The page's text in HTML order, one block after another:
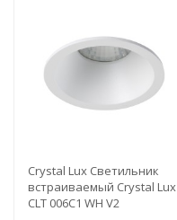
Crystal Lux Светильник
встраиваемый Crystal Lux
CLT 006C1 WH V2